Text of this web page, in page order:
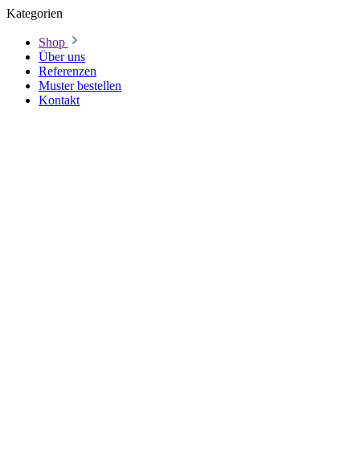
Kategorien
Shop
Über uns
Referenzen
Muster bestellen
Kontakt